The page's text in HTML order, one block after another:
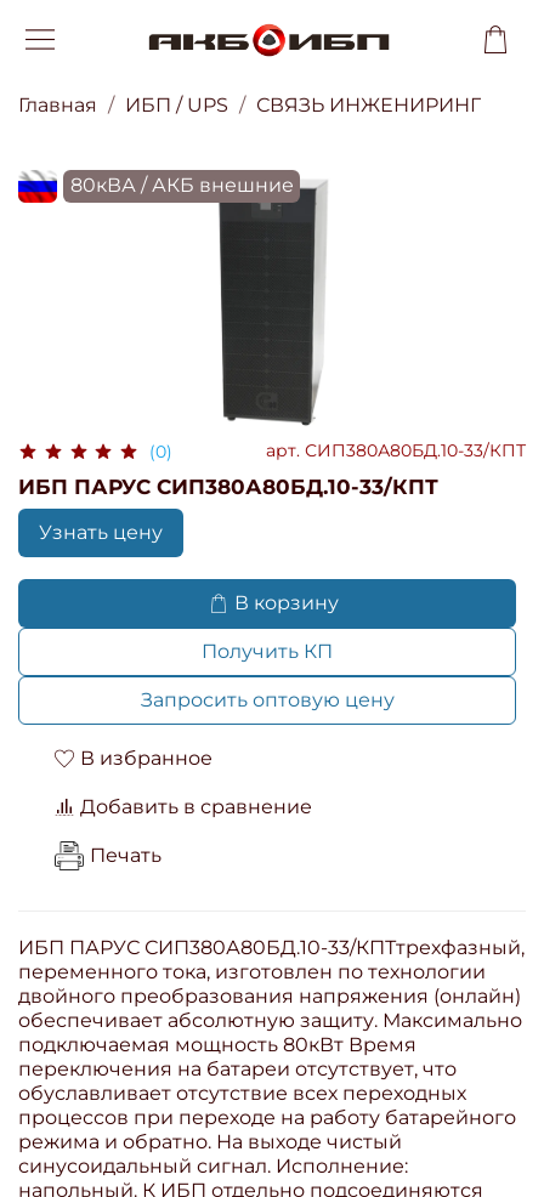
Главная ИБП / UPS СВЯЗЬ ИНЖЕНИРИНГ
flagRU80кВА / АКБ внешние
(0) арт. СИП380А80БД.10-33/КПТ
ИБП ПАРУС СИП380А80БД.10-33/КПТ
Узнать цену
В корзину
Получить КП
Запросить оптовую цену
В избранное
Добавить в сравнение
Печать
ИБП ПАРУС СИП380А80БД.10-33/КПТтрехфазный,
переменного тока, изготовлен по технологии
двойного преобразования напряжения (онлайн)
обеспечивает абсолютную защиту. Максимально
подключаемая мощность 80кВт Время
переключения на батареи отсутствует, что
обуславливает отсутствие всех переходных
процессов при переходе на работу батарейного
режима и обратно. На выходе чистый
синусоидальный сигнал. Исполнение:
напольный. К ИБП отдельно подсоединяются